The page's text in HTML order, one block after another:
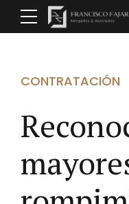
CONTRATACIÓN